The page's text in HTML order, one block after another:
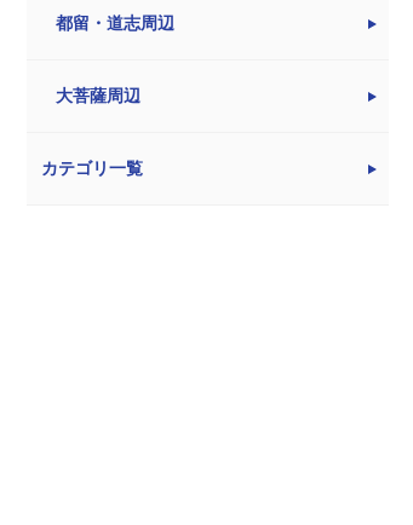
都留・道志周辺
大菩薩周辺
カテゴリ一覧